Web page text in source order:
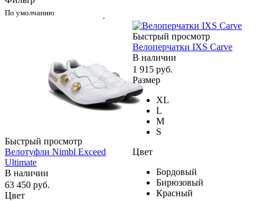
По умолчанию
Быстрый просмотр
Велотуфли Nimbl Exceed
Ultimate
В наличии
63 450 руб.
Цвет
Быстрый просмотр
Велоперчатки IXS Carve
В наличии
1 915 руб.
Размер
XL
L
M
S
Цвет
Бордовый
Бирюзовый
Красный